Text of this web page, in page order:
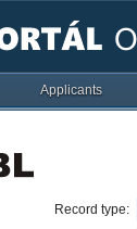
Applicants
Record type: